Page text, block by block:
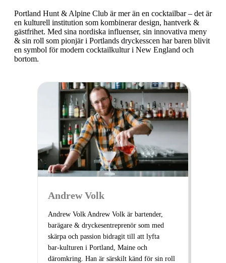
Portland Hunt & Alpine Club är mer än en cocktailbar – det är
en kulturell institution som kombinerar design, hantverk &
gästfrihet. Med sina nordiska influenser, sin innovativa meny
& sin roll som pionjär i Portlands dryckesscen har baren blivit
en symbol för modern cocktailkultur i New England och
bortom.
Andrew Volk
Andrew Volk Andrew Volk är bartender,
barägare & dryckesentreprenör som med
skärpa och passion bidragit till att lyfta
bar‑kulturen i Portland, Maine och
däromkring. Han är särskilt känd för sin roll